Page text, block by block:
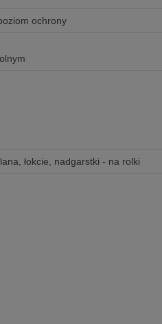
ochrony
łokcie, nadgarstki - na rolki